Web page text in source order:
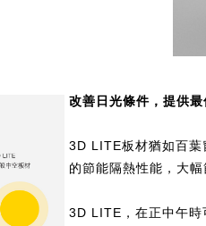
改善日光條件，提供
3D LITE板材猶如百葉
的節能隔熱性能，大
3D LITE，在正中午時